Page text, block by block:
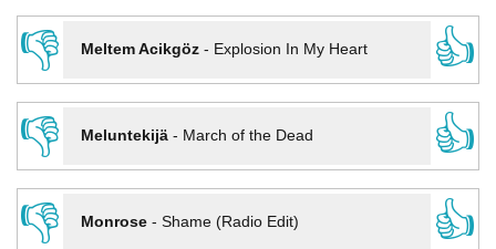
👎
Meltem Acikgöz- Explosion In My Heart
👍
👎
Meluntekijä- March of the Dead
👍
👎
Monrose- Shame (Radio Edit)
👍